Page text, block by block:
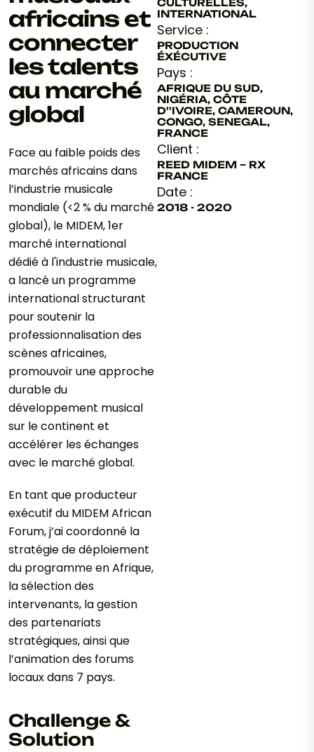
africains et
connecter
les talents
au marché
global
Face au faible poids des
marchés africains dans
l’industrie musicale
mondiale (<2 % du marché
global), le MIDEM, 1er
marché international
dédié à l'industrie musicale,
a lancé un programme
international structurant
pour soutenir la
professionnalisation des
scènes africaines,
promouvoir une approche
durable du
développement musical
sur le continent et
accélérer les échanges
avec le marché global.
En tant que producteur
exécutif du MIDEM African
Forum, j’ai coordonné la
stratégie de déploiement
du programme en Afrique,
la sélection des
intervenants, la gestion
des partenariats
stratégiques, ainsi que
l’animation des forums
locaux dans 7 pays.
Challenge &
Solution
CULTURELLES,
INTERNATIONAL
Service :
PRODUCTION
ÉXÉCUTIVE
Pays :
AFRIQUE DU SUD,
NIGÉRIA, CÔTE
D''IVOIRE, CAMEROUN,
CONGO, SENEGAL,
FRANCE
Client :
REED MIDEM – RX
FRANCE
Date :
2018 - 2020